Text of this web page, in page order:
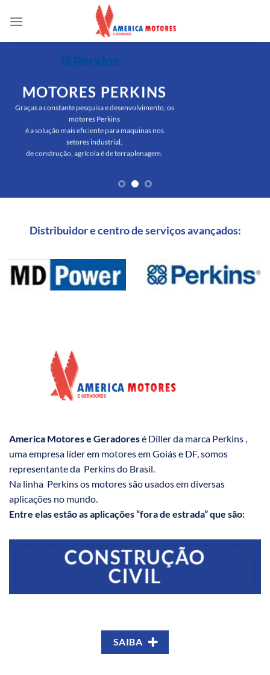
MOTORES PERKINS
Graças a constante pesquisa e desenvolvimento, os
motores Perkins
é a solução mais eficiente para maquinas nos
setores industrial,
de construção, agrícola é de terraplenagem.
Distribuidor e centro de serviços avançados:
America Motores e Geradoresé Diller da marca Perkins ,
uma empresa líder em motores em Goiás e DF, somos
representante da Perkins do Brasil.
Na linha Perkins os motores são usados em diversas
aplicações no mundo.
Entre elas estão as aplicações “fora de estrada” que são:
CONSTRUÇÃO
CIVIL
SAIBA